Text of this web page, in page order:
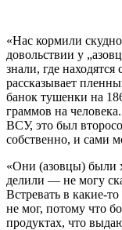
«Нас кормили
довольствии у
знали, где
рассказывает
банок тушенки на
граммов на
ВСУ, это был
собственно, и сами
«Они (азовцы) были
делили — не могу
Встревать в какие-
не мог, потому что
продуктах, что